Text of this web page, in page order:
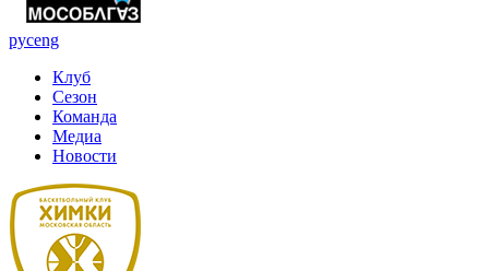
русeng
Клуб
Сезон
Команда
Медиа
Новости